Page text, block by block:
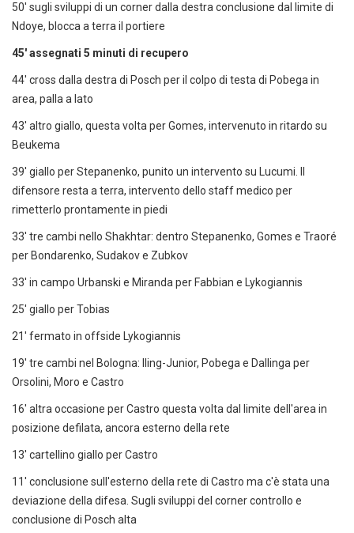
50' sugli sviluppi di un corner dalla destra conclusione dal limite di
Ndoye, blocca a terra il portiere
45' assegnati 5 minuti di recupero
44' cross dalla destra di Posch per il colpo di testa di Pobega in
area, palla a lato
43' altro giallo, questa volta per Gomes, intervenuto in ritardo su
Beukema
39' giallo per Stepanenko, punito un intervento su Lucumi. Il
difensore resta a terra, intervento dello staff medico per
rimetterlo prontamente in piedi
33' tre cambi nello Shakhtar: dentro Stepanenko, Gomes e Traoré
per Bondarenko, Sudakov e Zubkov
33' in campo Urbanski e Miranda per Fabbian e Lykogiannis
25' giallo per Tobias
21' fermato in offside Lykogiannis
19' tre cambi nel Bologna: Iling-Junior, Pobega e Dallinga per
Orsolini, Moro e Castro
16' altra occasione per Castro questa volta dal limite dell'area in
posizione defilata, ancora esterno della rete
13' cartellino giallo per Castro
11' conclusione sull'esterno della rete di Castro ma c'è stata una
deviazione della difesa. Sugli sviluppi del corner controllo e
conclusione di Posch alta